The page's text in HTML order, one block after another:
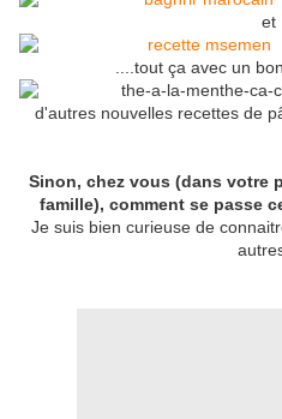
et
....tout ça avec un
d'autres nouvelles recettes de
Sinon, chez vous (dans votre
famille), comment se passe
Je suis bien curieuse de